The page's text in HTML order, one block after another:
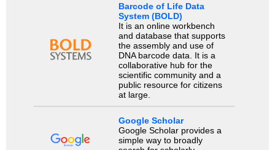
Barcode of Life Data
System (BOLD)
It is an online workbench
and database that supports
the assembly and use of
DNA barcode data. It is a
collaborative hub for the
scientific community and a
public resource for citizens
at large.
Google Scholar
Google Scholar provides a
simple way to broadly